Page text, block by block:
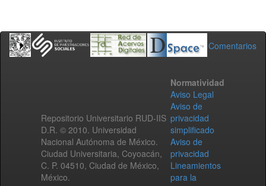
Comentarios
Repositorio Universitario RUD-IIS
D.R. © 2010. Universidad
Nacional Autónoma de México.
Ciudad Universitaria, Coyoacán,
C. P. 04510, Ciudad de México,
México.
Normatividad
Aviso Legal
Aviso de
privacidad
simplificado
Aviso de
privacidad
Lineamientos
para la